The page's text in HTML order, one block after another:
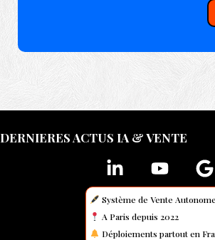
DERNIERES ACTUS IA & VENTE
Système de Vente Autonome
A Paris depuis 2022
Déploiements partout en